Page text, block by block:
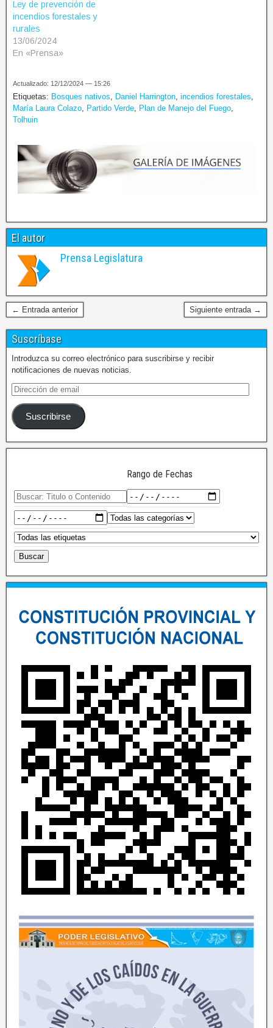
Ley de prevención de
incendios forestales y
rurales
13/06/2024
En «Prensa»
Actualizado: 12/12/2024 — 15:26
Etiquetas: Bosques nativos Daniel Harrington incendios forestales
María Laura Colazo Partido Verde Plan de Manejo del Fuego
Tolhuin
El autor
Prensa Legislatura
← Entrada anterior Siguiente entrada →
Suscríbase
Introduzca su correo electrónico para suscribirse y recibir
notificaciones de nuevas noticias.
Suscribirse
Rango de Fechas